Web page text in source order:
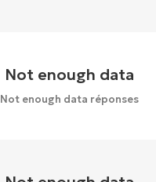
Not enough data
Not enough data réponses